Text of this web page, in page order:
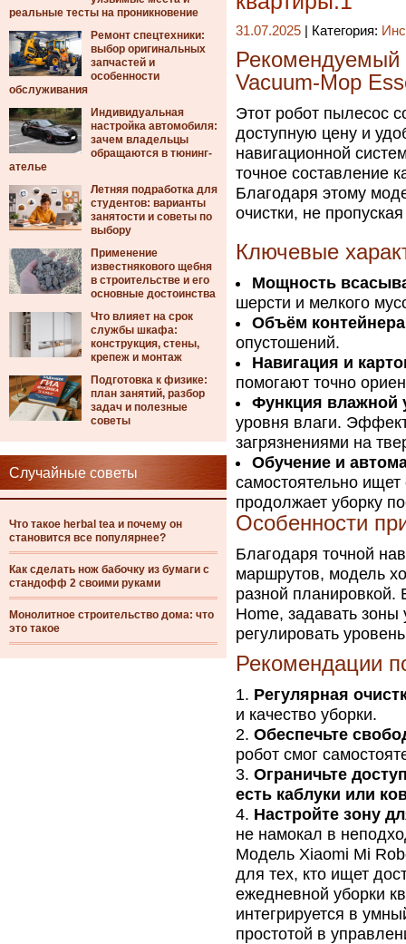
реальные тесты на проникновение
Ремонт спецтехники:
выбор оригинальных
запчастей и
особенности
обслуживания
Индивидуальная
настройка автомобиля:
зачем владельцы
обращаются в тюнинг-
ателье
Летняя подработка для
студентов: варианты
занятости и советы по
выбору
Применение
известнякового щебня
в строительстве и его
основные достоинства
Что влияет на срок
службы шкафа:
конструкция, стены,
крепеж и монтаж
Подготовка к физике:
план занятий, разбор
задач и полезные
советы
Случайные советы
Что такое herbal tea и почему он
становится все популярнее?
Как сделать нож бабочку из бумаги с
стандофф 2 своими руками
Монолитное строительство дома: что
это такое
31.07.2025 | Категория:
Рекомендуемый
Vacuum-Mop
Этот робот пылесос
доступную цену и
навигационной
точное составление
Благодаря этому
очистки, не
Ключевые
Мощность
шерсти и мелкого
Объём контейнера
опустошений.
Навигация и
помогают точно
Функция влажной
уровня влаги.
загрязнениями на
Обучение и
самостоятельно
продолжает уборку
Особенности
Благодаря точной
маршрутов, модель
разной планировкой.
Home, задавать зоны
регулировать
Рекомендации
Регулярная
и качество уборки.
Обеспечьте
робот смог
Ограничьте
есть каблуки или
Настройте зону
не намокал в
Модель Xiaomi Mi
для тех, кто ищет
ежедневной уборки
интегрируется в
простотой в